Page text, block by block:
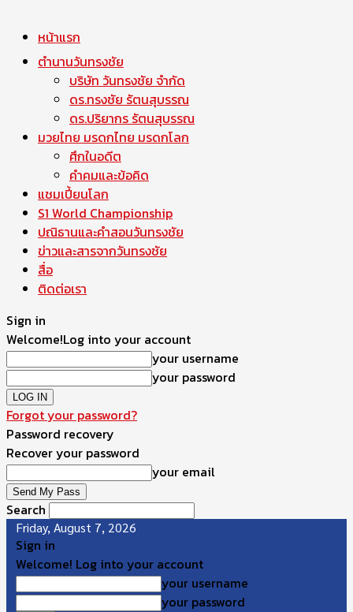
หน้าแรก
ตำนานวันทรงชัย
บริษัท วันทรงชัย จำกัด
ดร.ทรงชัย รัตนสุบรรณ
ดร.ปริยากร รัตนสุบรรณ
มวยไทย มรดกไทย มรดกโลก
ศึกในอดีต
คำคมและข้อคิด
แชมเปี้ยนโลก
S1 World Championship
ปณิธานและคำสอนวันทรงชัย
ข่าวและสารจากวันทรงชัย
สื่อ
ติดต่อเรา
Sign in
Welcome!Log into your account
your username
your password
Forgot your password?
Password recovery
Recover your password
your email
Search
Friday, August 7, 2026
Sign in
Welcome! Log into your account
your username
your password